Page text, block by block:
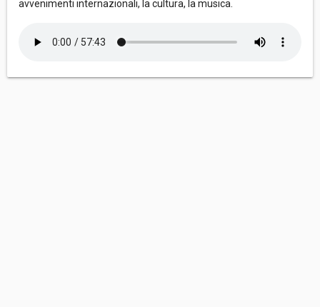
avvenimenti internazionali, la cultura, la musica.